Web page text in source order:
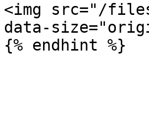
<img src="/
data-